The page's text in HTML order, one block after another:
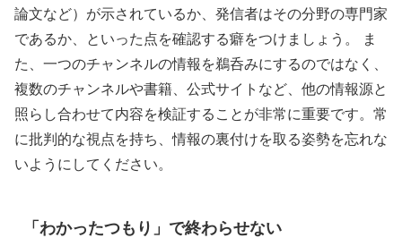
論文など）が示されているか、発信者はその分野の専門家
であるか、といった点を確認する癖をつけましょう。 ま
た、一つのチャンネルの情報を鵜呑みにするのではなく、
複数のチャンネルや書籍、公式サイトなど、他の情報源と
照らし合わせて内容を検証することが非常に重要です。常
に批判的な視点を持ち、情報の裏付けを取る姿勢を忘れな
いようにしてください。
「わかったつもり」で終わらせない